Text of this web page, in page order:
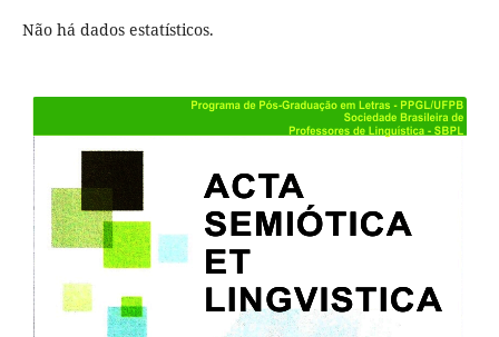
Não há dados estatísticos.